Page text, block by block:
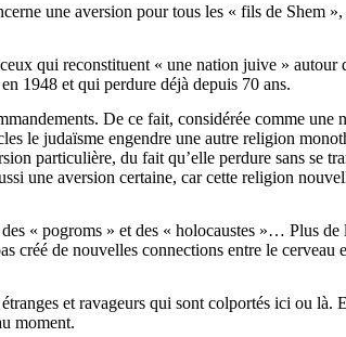
une aversion pour tous les « fils de Shem
qui reconstituent « une nation juive » autour
1948 et qui perdure déjà depuis 70 ans.
De ce fait, considérée comme une
le judaïsme engendre une autre religion
particulière, du fait qu’elle perdure sans se
une aversion certaine, car cette religion
« pogroms » et des « holocaustes »… Plus
créé de nouvelles connections entre le
et ravageurs qui sont colportés ici ou là.
moment.